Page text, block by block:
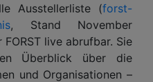
Ausstellerliste (forst-
, Stand November
live abrufbar. Sie
Überblick über die
und Organisationen –